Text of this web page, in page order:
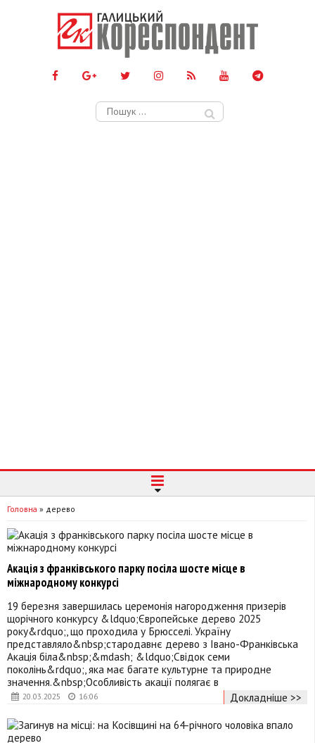
Пошук:
Головна » дерево
20.03.2025 16:06
Акація з франківського парку посіла шосте місце в
міжнародному конкурсі
19 березня завершилась церемонія нагородження призерів
щорічного конкурсу &ldquo;Європейське дерево 2025
року&rdquo;, що проходила у Брюсселі. Україну
представляло&nbsp;стародавнє дерево з Івано-Франківська
Акація біла&nbsp;&mdash; &ldquo;Свідок семи
поколінь&rdquo;, яка має багате культурне та природне
значення.&nbsp;Особливість акації полягає в
Докладніше >>